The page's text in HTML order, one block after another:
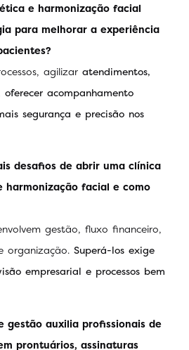
e harmonização facial
para melhorar a experiência
agilizar atendimentos,
acompanhamento
segurança e precisão nos
desafios de abrir uma clínica
harmonização facial e como
gestão, fluxo financeiro,
organização. Superá-los exige
empresarial e processos bem
gestão auxilia profissionais de
prontuários, assinaturas